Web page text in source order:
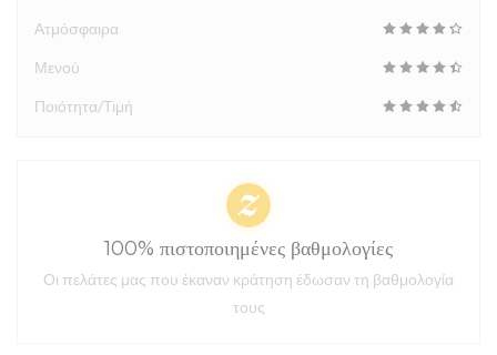
Ατμόσφαιρα
Μενού
Ποιότητα/Τιμή
100% πιστοποιημένες βαθμολογίες
Οι πελάτες μας που έκαναν κράτηση έδωσαν τη βαθμολογία
τους